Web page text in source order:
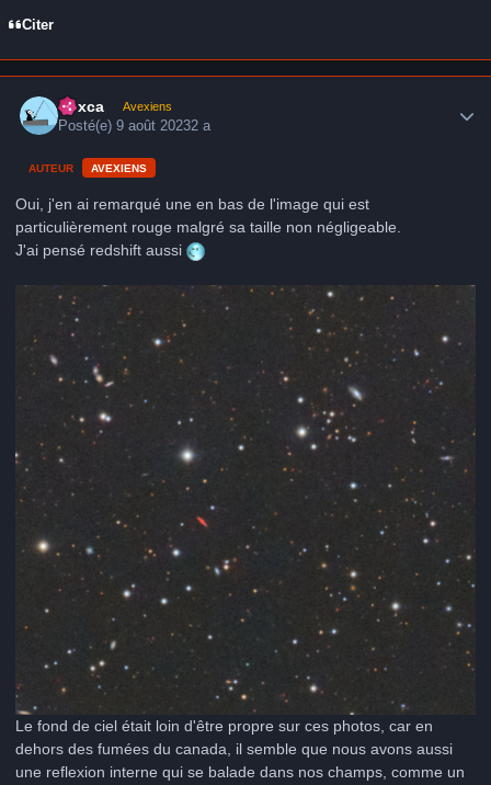
Citer
hoxca Avexiens
Posté(e)9 août 20232 a
AUTEUR AVEXIENS
Oui, j'en ai remarqué une en bas de l'image qui est
particulièrement rouge malgré sa taille non négligeable.
J'ai pensé redshift aussi
Le fond de ciel était loin d'être propre sur ces photos, car en
dehors des fumées du canada, il semble que nous avons aussi
une reflexion interne qui se balade dans nos champs, comme un